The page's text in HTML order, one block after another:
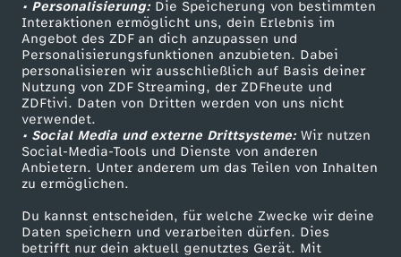
• Personalisierung:Die Speicherung von bestimmten
Interaktionen ermöglicht uns, dein Erlebnis im
Angebot des ZDF an dich anzupassen und
Personalisierungsfunktionen anzubieten. Dabei
personalisieren wir ausschließlich auf Basis deiner
Nutzung von ZDF Streaming, der ZDFheute und
ZDFtivi. Daten von Dritten werden von uns nicht
verwendet.
• Social Media und externe Drittsysteme:Wir nutzen
Social-Media-Tools und Dienste von anderen
Anbietern. Unter anderem um das Teilen von Inhalten
zu ermöglichen.
Du kannst entscheiden, für welche Zwecke wir deine
Daten speichern und verarbeiten dürfen. Dies
betrifft nur dein aktuell genutztes Gerät. Mit
3
.
0
8
.
2
Sendungen A-Z
TV-Programm
Hilfe
ZDF Unternehmen
Karriere
ZDF goes Schule